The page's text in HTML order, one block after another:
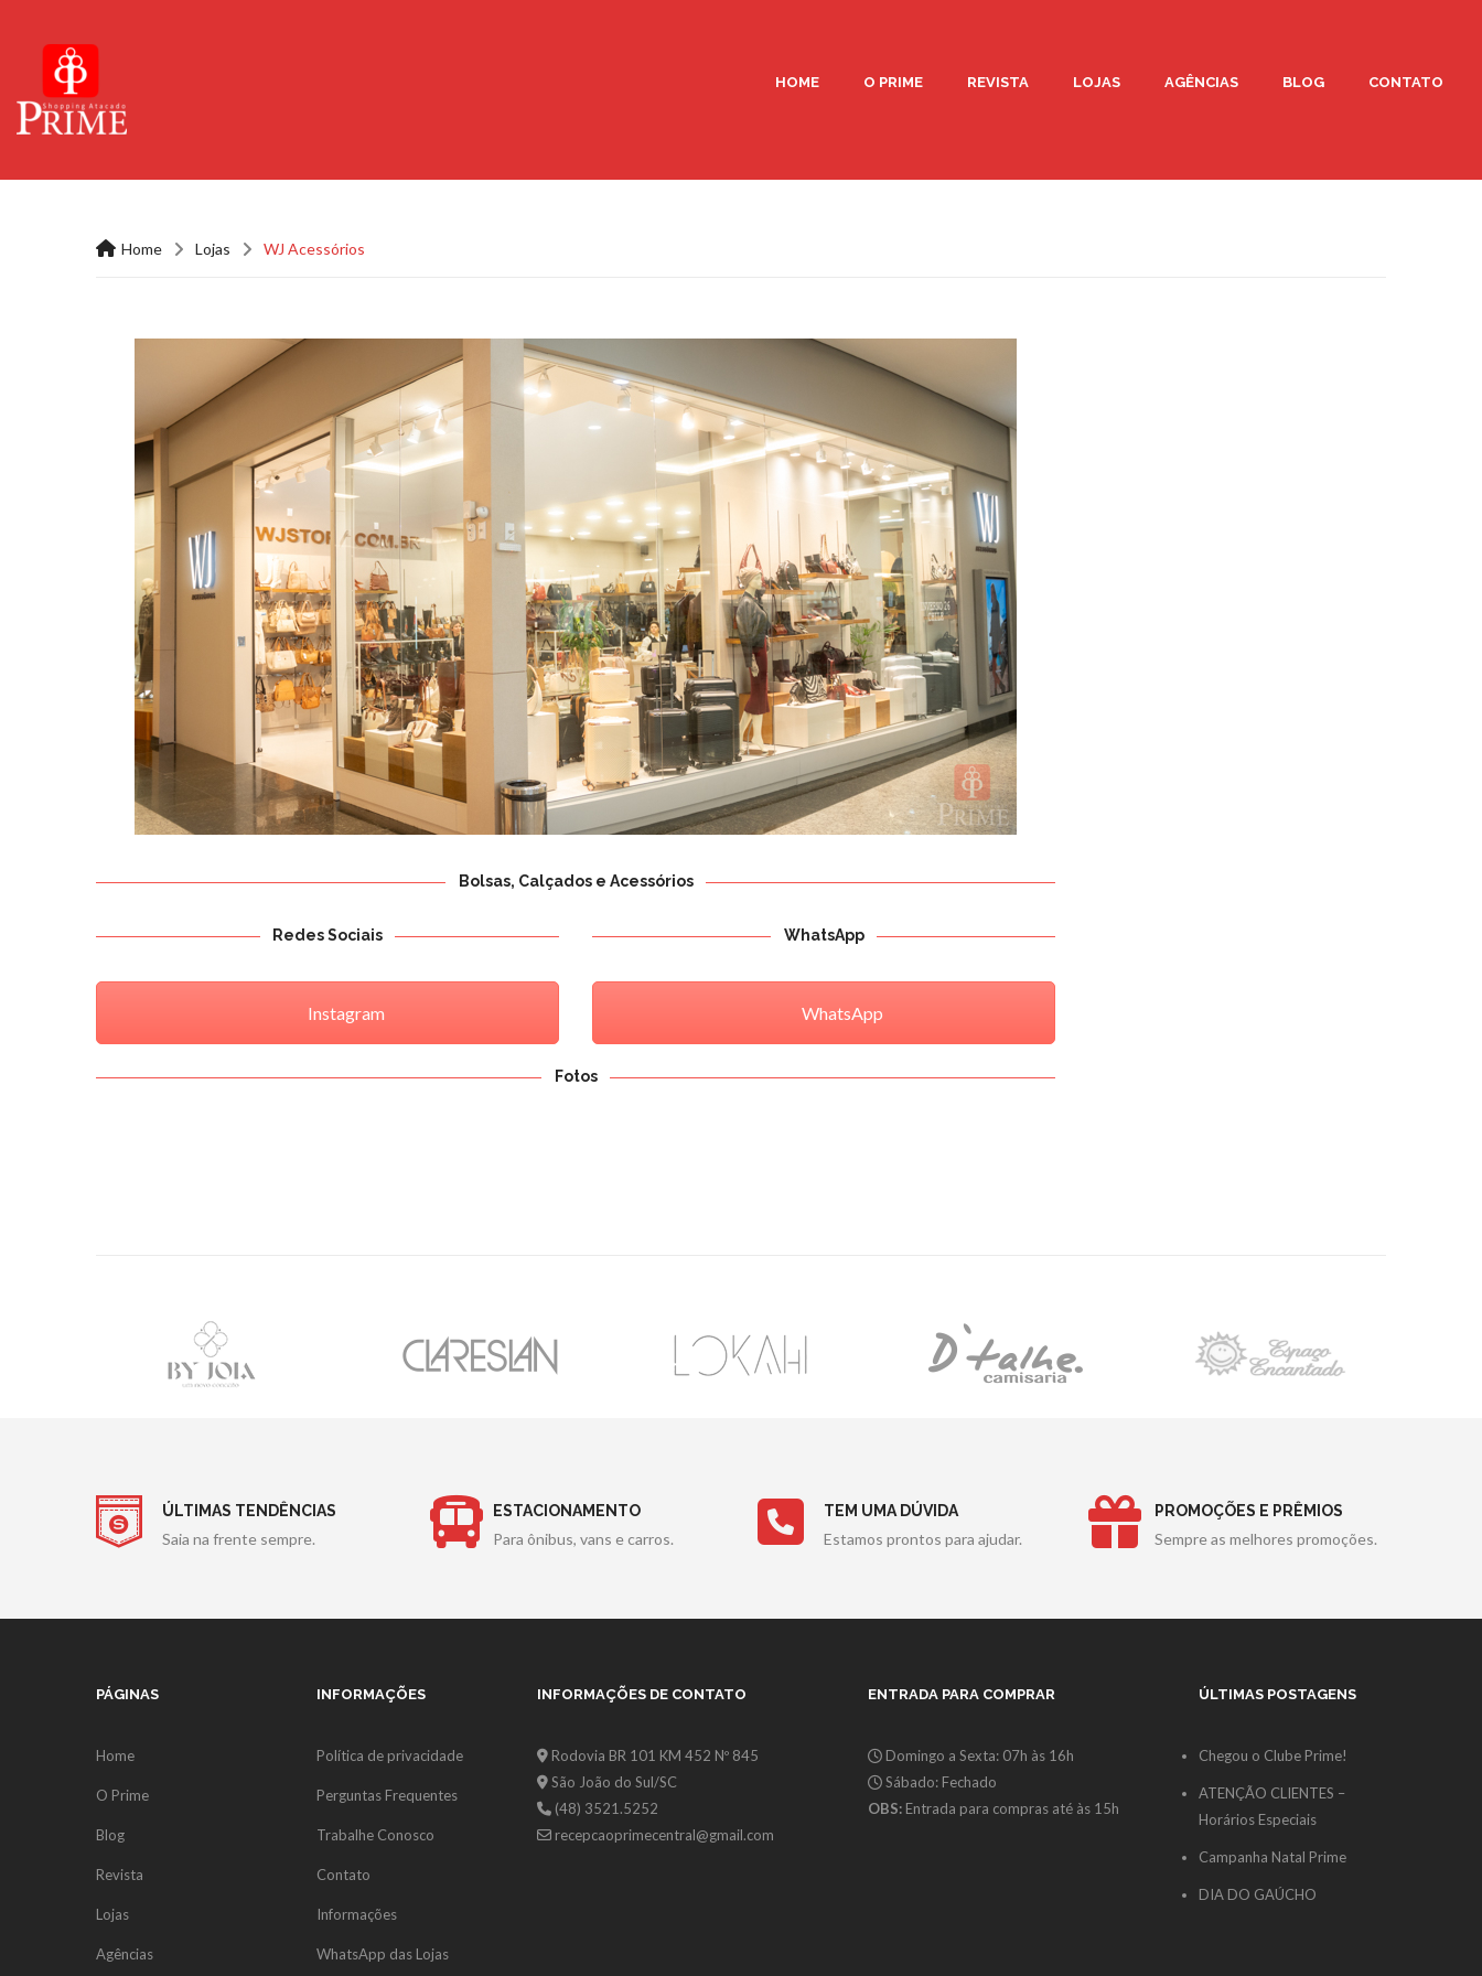
HOME O PRIME REVISTA LOJAS AGÊNCIAS BLOG CONTATO
Home Lojas WJ Acessórios
Bolsas, Calçados e Acessórios
Redes Sociais
Instagram
WhatsApp
WhatsApp
Fotos
ÚLTIMAS TENDÊNCIAS
Saia na frente sempre.
ESTACIONAMENTO
Para ônibus, vans e carros.
TEM UMA DÚVIDA
Estamos prontos para ajudar.
PROMOÇÕES E PRÊMIOS
Sempre as melhores promoções.
PÁGINAS
Home
O Prime
Blog
Revista
Lojas
Agências
INFORMAÇÕES
Política de privacidade
Perguntas Frequentes
Trabalhe Conosco
Contato
Informações
WhatsApp das Lojas
INFORMAÇÕES DE CONTATO
Rodovia BR 101 KM 452 Nº 845
São João do Sul/SC
(48) 3521.5252
recepcaoprimecentral@gmail.com
ENTRADA PARA COMPRAR
Domingo a Sexta: 07h às 16h
Sábado: Fechado
OBS: Entrada para compras até às 15h
ÚLTIMAS POSTAGENS
Chegou o Clube Prime!
ATENÇÃO CLIENTES –
Horários Especiais
Campanha Natal Prime
DIA DO GAÚCHO